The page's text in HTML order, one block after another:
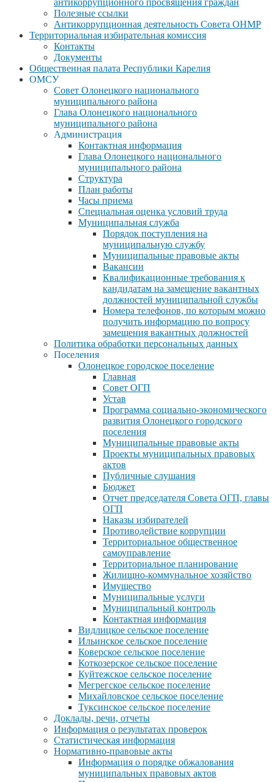
Полезные ссылки
Антикоррупционная деятельность Совета ОНМР
Территориальная избирательная комиссия
Контакты
Документы
Общественная палата Республики Карелия
ОМСУ
Совет Олонецкого национального
муниципального района
Глава Олонецкого национального
муниципального района
Администрация
Контактная информация
Глава Олонецкого национального
муниципального района
Структура
План работы
Часы приема
Специальная оценка условий труда
Муниципальная служба
Порядок поступления на
муниципальную службу
Муниципальные правовые акты
Вакансии
Квалификационные требования к
кандидатам на замещение вакантных
должностей муниципальной службы
Номера телефонов, по которым можно
получить информацию по вопросу
замещения вакантных должностей
Политика обработки персональных данных
Поселения
Олонецкое городское поселение
Главная
Совет ОГП
Устав
Программа социально-экономического
развития Олонецкого городского
поселения
Муниципальные правовые акты
Проекты муниципальных правовых
актов
Публичные слушания
Бюджет
Отчет председателя Совета ОГП, главы
ОГП
Наказы избирателей
Противодействие коррупции
Территориальное общественное
самоуправление
Территориальное планирование
Жилищно-коммунальное хозяйство
Имущество
Муниципальные услуги
Муниципальный контроль
Контактная информация
Видлицкое сельское поселение
Ильинское сельское поселение
Коверское сельское поселение
Коткозерское сельское поселение
Куйтежское сельское поселение
Мегрегское сельское поселение
Михайловское сельское поселение
Туксинское сельское поселение
Доклады, речи, отчеты
Информация о результатах проверок
Статистическая информация
Нормативно-правовые акты
Информация о порядке обжалования
муниципальных правовых актов